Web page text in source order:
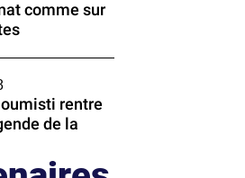
comme sur
rentre
de la